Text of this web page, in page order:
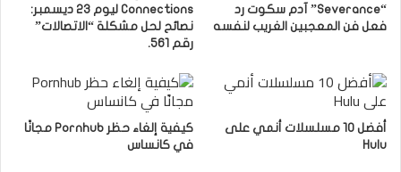
“Severance” آدم سكوت رد
فعل فن المعجبين الغريب لنفسه
Connections ليوم 23 ديسمبر:
نصائح لحل مشكلة “الاتصالات”
رقم 561.
أفضل 10 مسلسلات أنمي على
Hulu
كيفية إلغاء حظر Pornhub مجانًا
في كانساس